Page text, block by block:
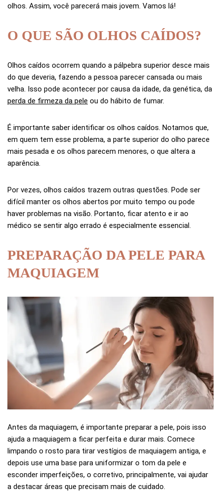
olhos. Assim, você parecerá mais jovem. Vamos lá!
O QUE SÃO OLHOS CAÍDOS?
Olhos caídos ocorrem quando a pálpebra superior desce mais
do que deveria, fazendo a pessoa parecer cansada ou mais
velha. Isso pode acontecer por causa da idade, da genética, da
perda de firmeza da pele ou do hábito de fumar.
É importante saber identificar os olhos caídos. Notamos que,
em quem tem esse problema, a parte superior do olho parece
mais pesada e os olhos parecem menores, o que altera a
aparência.
Por vezes, olhos caídos trazem outras questões. Pode ser
difícil manter os olhos abertos por muito tempo ou pode
haver problemas na visão. Portanto, ficar atento e ir ao
médico se sentir algo errado é especialmente essencial.
PREPARAÇÃO DA PELE PARA
MAQUIAGEM
Antes da maquiagem, é importante preparar a pele, pois isso
ajuda a maquiagem a ficar perfeita e durar mais. Comece
limpando o rosto para tirar vestígios de maquiagem antiga, e
depois use uma base para uniformizar o tom da pele e
esconder imperfeições, o corretivo, principalmente, vai ajudar
a destacar áreas que precisam mais de cuidado.